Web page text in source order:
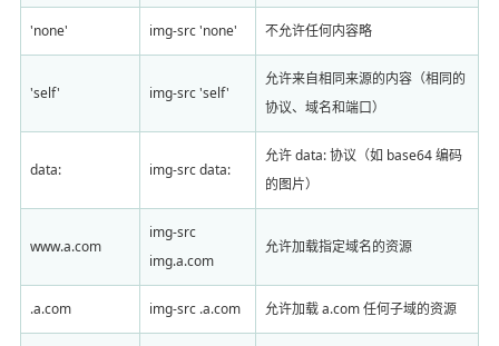
'none' img-src 'none' 不允许任何内容略
'self' img-src 'self'
允许来自相同来源的内容（相同的
协议、域名和端口）
data: img-src data:
允许 data: 协议（如 base64 编码
的图片）
www.a.com
img-src
img.a.com
允许加载指定域名的资源
.a.com img-src .a.com 允许加载 a.com 任何子域的资源